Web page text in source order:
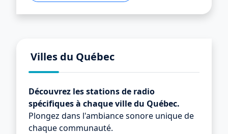
Villes du Québec
Découvrez les stations de radio
spécifiques à chaque ville du Québec.
Plongez dans l'ambiance sonore unique de
chaque communauté.